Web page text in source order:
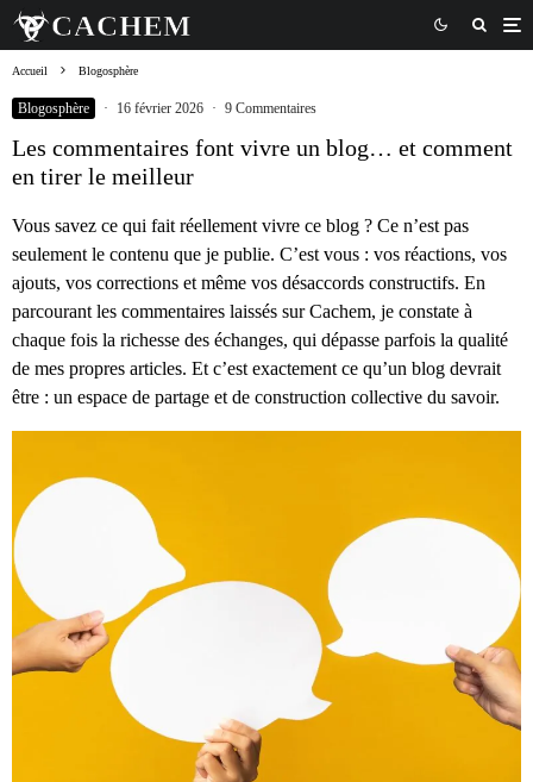
Accueil Blogosphère
Blogosphère · 16 février 2026 · 9 Commentaires
Les commentaires font vivre un blog… et comment
en tirer le meilleur
Vous savez ce qui fait réellement vivre ce blog ? Ce n’est pas
seulement le contenu que je publie. C’est vous : vos réactions, vos
ajouts, vos corrections et même vos désaccords constructifs. En
parcourant les commentaires laissés sur Cachem, je constate à
chaque fois la richesse des échanges, qui dépasse parfois la qualité
de mes propres articles. Et c’est exactement ce qu’un blog devrait
être : un espace de partage et de construction collective du savoir.